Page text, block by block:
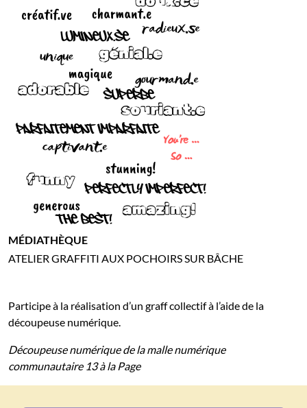
MÉDIATHÈQUE
ATELIER GRAFFITI AUX POCHOIRS SUR BÂCHE
Participe à la réalisation d’un graff collectif à l’aide de la
découpeuse numérique.
Découpeuse numérique de la malle numérique
communautaire 13 à la Page